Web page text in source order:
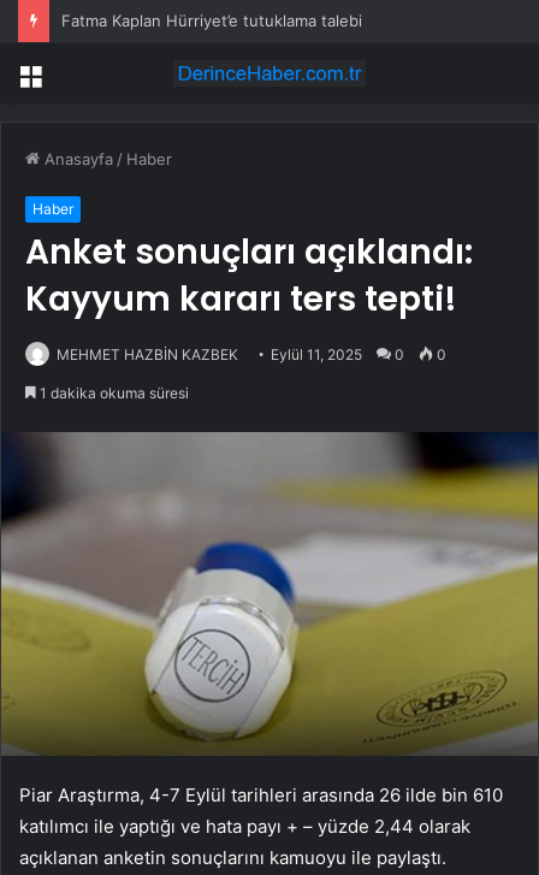
Fatma Kaplan Hürriyet’e tutuklama talebi
Menü
Anasayfa / Haber
Haber
Anket sonuçları açıklandı:
Kayyum kararı ters tepti!
MEHMET HAZBİN KAZBEK Eylül 11, 2025 0 0
1 dakika okuma süresi
Piar Araştırma, 4-7 Eylül tarihleri arasında 26 ilde bin 610
katılımcı ile yaptığı ve hata payı + – yüzde 2,44 olarak
açıklanan anketin sonuçlarını kamuoyu ile paylaştı.